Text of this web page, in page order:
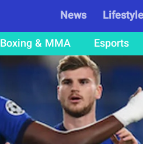
News
Lifestyle
Boxing & MMA Esports